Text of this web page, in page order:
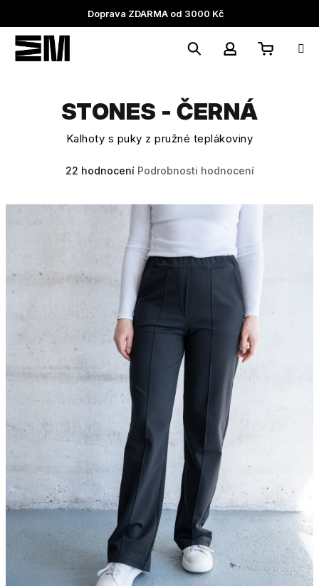
obsah
Doprava ZDARMA od 3000 Kč
STONES - ČERNÁ
Kalhoty s puky z pružné teplákoviny
22 hodnocení Podrobnosti hodnocení